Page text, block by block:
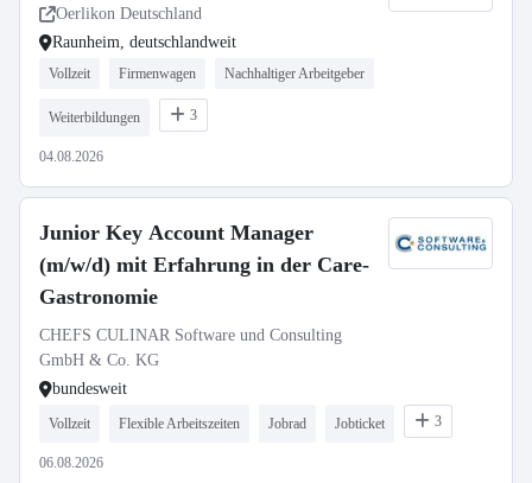
Oerlikon Deutschland
Raunheim, deutschlandweit
Vollzeit Firmenwagen Nachhaltiger Arbeitgeber
Weiterbildungen 3
04.08.2026
Junior Key Account Manager
(m/w/d) mit Erfahrung in der Care-
Gastronomie
CHEFS CULINAR Software und Consulting
GmbH & Co. KG
bundesweit
Vollzeit Flexible Arbeitszeiten Jobrad Jobticket 3
06.08.2026